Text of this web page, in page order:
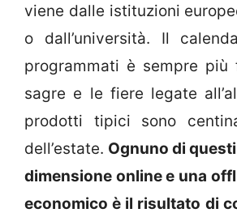
viene dalle istituzioni
o dall’università. Il
programmati è sempre
sagre e le fiere legate
prodotti tipici sono
dell’estate. Ognuno di
dimensione online e una
economico è il risultato di